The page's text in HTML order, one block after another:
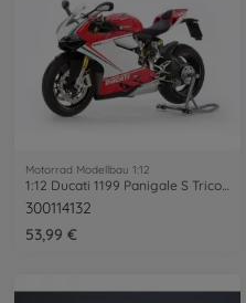
Motorrad Modellbau 1:12
1:12 Ducati 1199 Panigale S Tricolore
300114132
53,99 €